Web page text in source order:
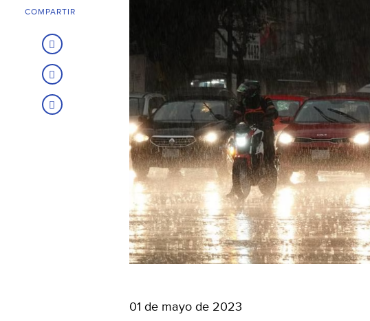
01 de mayo de 2023
COMPARTIR